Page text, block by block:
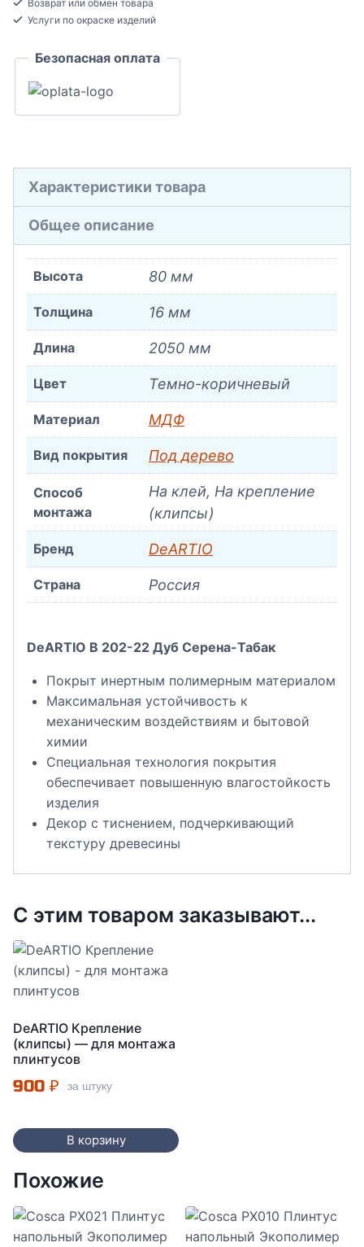
Возврат или обмен товара
Услуги по окраске изделий
Безопасная оплата
Характеристики товара
Общее описание
Высота 80 мм
Толщина 16 мм
Длина 2050 мм
Цвет Темно-коричневый
Материал МДФ
Вид покрытия Под дерево
Способ
монтажа
На клей, На крепление
(клипсы)
Бренд DeARTIO
Страна Россия
DeARTIO B 202-22 Дуб Серена-Табак
Покрыт инертным полимерным материалом
Максимальная устойчивость к
механическим воздействиям и бытовой
химии
Специальная технология покрытия
обеспечивает повышенную влагостойкость
изделия
Декор с тиснением, подчеркивающий
текстуру древесины
С этим товаром заказывают...
DeARTIO Крепление
(клипсы) — для монтажа
плинтусов
900 ₽ за штуку
В корзину
Похожие